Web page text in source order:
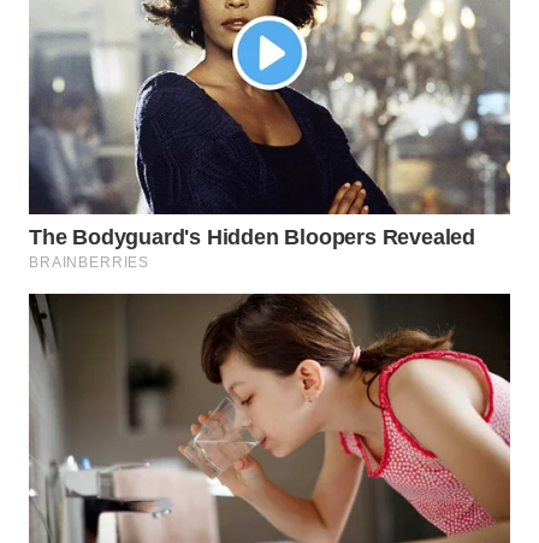
SUMEDANG
WN
CIANJUR
WN
KEPULAUAN
SERIBU
WN
TANGERANG
WN
CIREBON